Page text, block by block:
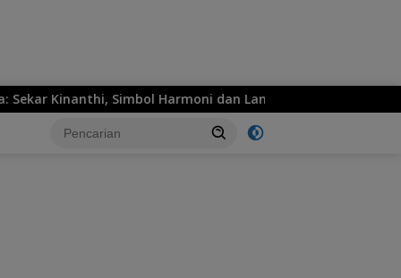
Kinanthi, Simbol Harmoni dan Langkah Maju